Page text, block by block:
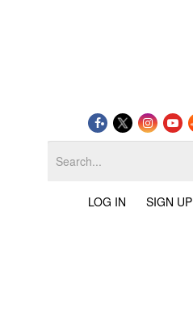
LOG IN SIGN UP